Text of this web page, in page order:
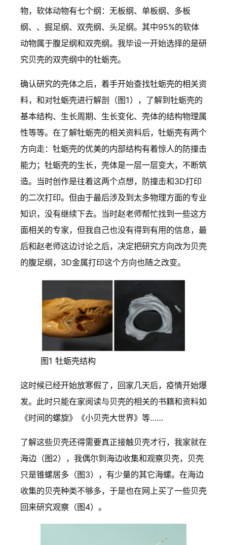
物，软体动物有七个纲：无板纲、单板纲、多板
纲、、掘足纲、双壳纲、头足纲。其中95%的软体
动物属于腹足纲和双壳纲。我毕设一开始选择的是研
究贝壳的双壳纲中的牡蛎壳。
确认研究的壳体之后，着手开始查找牡蛎壳的相关资
料，和对牡蛎壳进行解剖（图1），了解到牡蛎壳的
基本结构、生长周期、生长变化、壳体的结构物理属
性等等。在了解牡蛎壳的相关资料后，牡蛎壳有两个
方向走：牡蛎壳的优美的内部结构有着惊人的防撞击
能力；牡蛎壳的生长，壳体是一层一层变大，不断筑
造。当时创作是往着这两个点想，防撞击和3D打印
的二次打印。但由于最后涉及到太多物理方面的专业
知识，没有继续下去。当时赵老师帮忙找到一些这方
面相关的专家，但我自己也没有得到有用的信息，最
后和赵老师这边讨论之后，决定把研究方向改为贝壳
的腹足纲，3D金属打印这个方向也随之改变。
图1 牡蛎壳结构
这时候已经开始放寒假了，回家几天后，疫情开始爆
发。此时只能在家阅读与贝壳的相关的书籍和资料如
《时间的螺旋》《小贝壳大世界》等……
了解这些贝壳还得需要真正接触贝壳才行，我家就在
海边（图2），我偶尔到海边收集和观察贝壳，贝壳
只是锥螺居多（图3），有少量的其它海螺。在海边
收集的贝壳种类不够多，于是也在网上买了一些贝壳
回来研究观察（图4）。